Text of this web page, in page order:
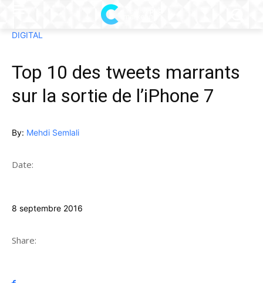
DIGITAL
Top 10 des tweets marrants
sur la sortie de l’iPhone 7
By: Mehdi Semlali
Date:
8 septembre 2016
Share: